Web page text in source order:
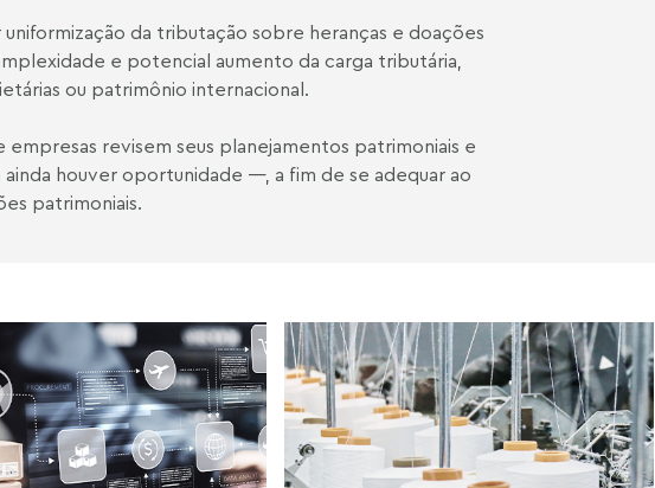
da tributação sobre heranças e doações
e potencial aumento da carga tributária,
ou patrimônio internacional.
empresas revisem seus planejamentos patrimoniais e
houver oportunidade —, a fim de se adequar ao
patrimoniais.